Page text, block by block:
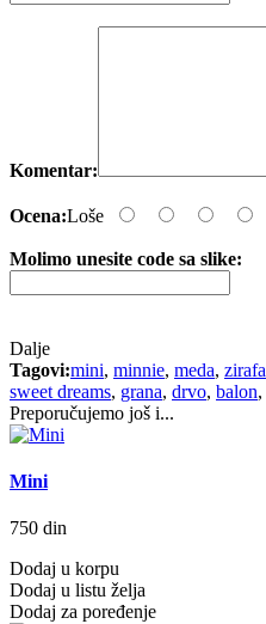
Komentar:
Ocena:Loše
Molimo unesite code sa slike:
Dalje
Tagovi:mini, minnie, meda, zirafa
sweet dreams, grana, drvo, balon,
Preporučujemo još i...
Mini
750 din
Dodaj u korpu
Dodaj u listu želja
Dodaj za poređenje